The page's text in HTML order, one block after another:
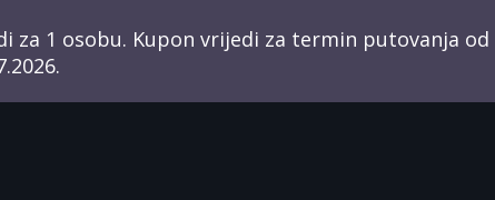
za 1 osobu. Kupon vrijedi za termin putovanja od